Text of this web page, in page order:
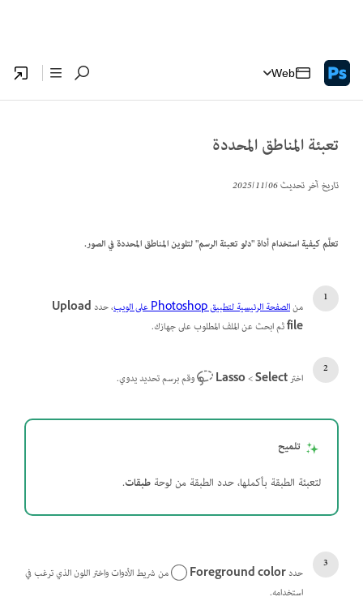
Web
تعبئة المناطق المحددة
تاريخ آخر تحديث06‏/11‏/2025
تعلَّم كيفية استخدام أداة "دلو تعبئة الرسم" لتلوين المناطق المحددة في الصور.
منالصفحة الرئيسية لتطبيق Photoshop على الويب ، حددUpload
fileثم ابحث عن الملف المطلوب على جهازك.
اخترSelect
‏>
Lasso وقم برسم تحديد يدوي.
تلميح
لتعبئة الطبقة بأكملها، حدد الطبقة من لوحةطبقات.
حددForeground color
من شريط الأدوات واختر اللون الذي ترغب في
استخدامه.